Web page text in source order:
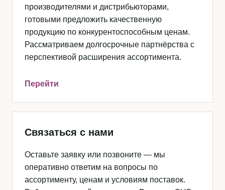
производителями и дистрибьюторами,
готовыми предложить качественную
продукцию по конкурентоспособным ценам.
Рассматриваем долгосрочные партнёрства с
перспективой расширения ассортимента.
Перейти
Связаться с нами
Оставьте заявку или позвоните — мы
оперативно ответим на вопросы по
ассортименту, ценам и условиям поставок.